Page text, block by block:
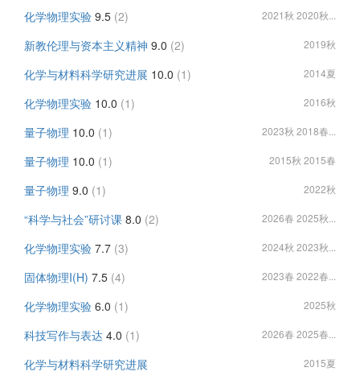
化学物理实验 9.5 (2) 2021秋 2020秋...
新教伦理与资本主义精神 9.0 (2) 2019秋
化学与材料科学研究进展 10.0 (1) 2014夏
化学物理实验 10.0 (1) 2016秋
量子物理 10.0 (1) 2023秋 2018春...
量子物理 10.0 (1) 2015秋 2015春
量子物理 9.0 (1) 2022秋
“科学与社会”研讨课 8.0 (2) 2026春 2025秋...
化学物理实验 7.7 (3) 2024秋 2023秋...
固体物理I(H) 7.5 (4) 2023春 2022春...
化学物理实验 6.0 (1) 2025秋
科技写作与表达 4.0 (1) 2026春 2025春...
化学与材料科学研究进展 2015夏